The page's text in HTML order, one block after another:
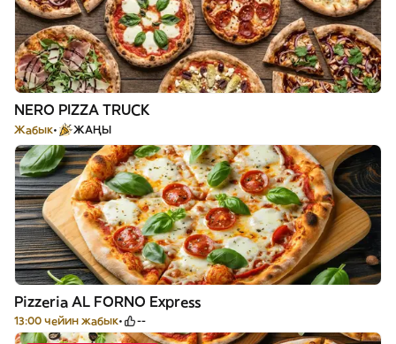
NERO PIZZA TRUCK
Жабык ЖАҢЫ
Pizzeria AL FORNO Express
13:00 чейин жабык --